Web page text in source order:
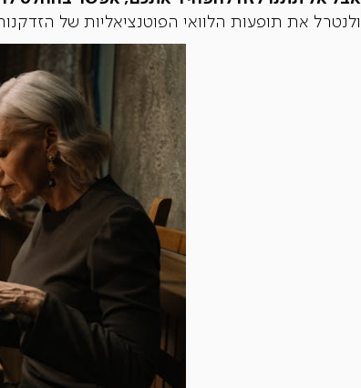
ולנטרל את תופעות הלוואי הפוטנציאליות של